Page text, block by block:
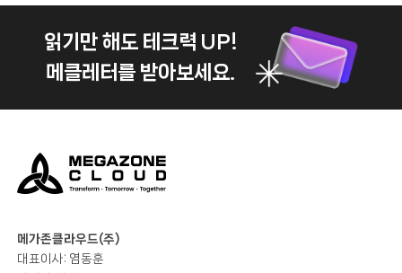
읽기만 해도 테크력 UP!
메클레터를 받아보세요.
메가존클라우드(주)
대표이사: 염동훈